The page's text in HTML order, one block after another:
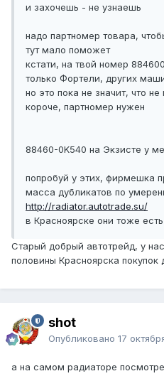
и захочешь - не узнаешь
надо партномер товара,
тут мало поможет
кстати, на твой номер
только Фортели, других
но это пока не значит, что не
короче, партномер нужен
88460-0K540 на Экзисте у
попробуй у этих, фирмешка
масса дубликатов по
http://radiator.autotrade.su/
в Красноярске они тоже есть
Старый добрый автотрейд, у
половины Красноярска покупок
shot
Опубликовано 17
а на самом радиаторе